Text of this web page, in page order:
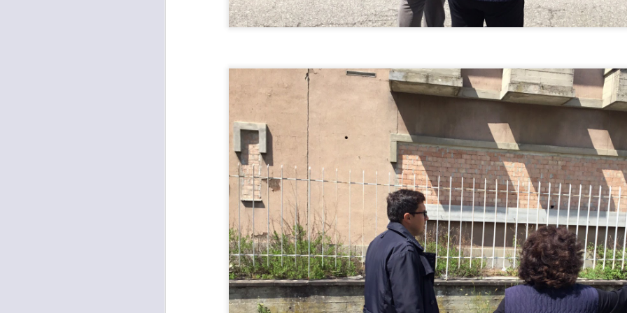
IMPRESA
“Durante la seduta di mercoledì 28 luglio, del Consiglio metropolitano si
è tornati a discutere della Fipili autorizzando l’intervento di somma
urgenza per il ripristino dell’arteria, dopo lo smottamento avvenuto in via
di Carcheri a Lastra a Signa.
AUG
IN 3 ANNI IL CONSIGLIO COMUNALE HA
APPROVATO OLTRE 20 MOZIONI DI FORZA ITALIA.
GANDOLA: ANCHE DALL’OPPOSIZIONE SI HA
POSSIBILITA’ DI INCIDERE
IN 3 ANNI IL CONSIGLIO COMUNALE HA APPROVATO OLTRE 20
MOZIONI DI FORZA ITALIA. GANDOLA: ANCHE
DALL’OPPOSIZIONE SI HA POSSIBILITA’ DI INCIDERE PURCHE’
SI ABBIANO IDEE E PROPOSTE CONCRETE.
AUG RACCOLTA FIRME CONTRO LA CACCIA,